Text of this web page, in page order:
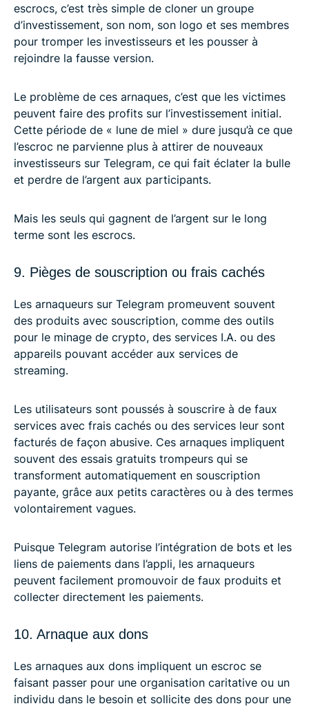
escrocs, c’est très simple de cloner un groupe
d’investissement, son nom, son logo et ses membres
pour tromper les investisseurs et les pousser à
rejoindre la fausse version.
Le problème de ces arnaques, c’est que les victimes
peuvent faire des profits sur l’investissement initial.
Cette période de « lune de miel » dure jusqu’à ce que
l’escroc ne parvienne plus à attirer de nouveaux
investisseurs sur Telegram, ce qui fait éclater la bulle
et perdre de l’argent aux participants.
Mais les seuls qui gagnent de l’argent sur le long
terme sont les escrocs.
9. Pièges de souscription ou frais cachés
Les arnaqueurs sur Telegram promeuvent souvent
des produits avec souscription, comme des outils
pour le minage de crypto, des services I.A. ou des
appareils pouvant accéder aux services de
streaming.
Les utilisateurs sont poussés à souscrire à de faux
services avec frais cachés ou des services leur sont
facturés de façon abusive. Ces arnaques impliquent
souvent des essais gratuits trompeurs qui se
transforment automatiquement en souscription
payante, grâce aux petits caractères ou à des termes
volontairement vagues.
Puisque Telegram autorise l’intégration de bots et les
liens de paiements dans l’appli, les arnaqueurs
peuvent facilement promouvoir de faux produits et
collecter directement les paiements.
10. Arnaque aux dons
Les arnaques aux dons impliquent un escroc se
faisant passer pour une organisation caritative ou un
individu dans le besoin et sollicite des dons pour une